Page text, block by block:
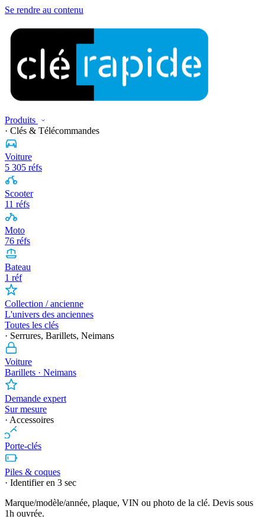
Se rendre au contenu
Produits
· Clés & Télécommandes
Voiture
5 305 réfs
Scooter
11 réfs
Moto
76 réfs
Bateau
1 réf
Collection / ancienne
L'univers des anciennes
Toutes les clés
· Serrures, Barillets, Neimans
Voiture
Barillets · Neimans
Demande expert
Sur mesure
· Accessoires
Porte-clés
Piles & coques
· Identifier en 3 sec
Marque/modèle/année, plaque, VIN ou photo de la clé. Devis sous
1h ouvrée.